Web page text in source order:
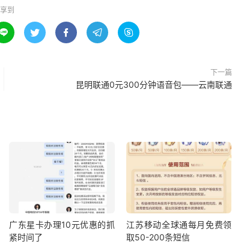
到
    
下一篇
昆明联通0元300分钟语音包——云南联通
广东星卡办理10元优惠的抓
紧时间了
江苏移动全球通每月免费领
取50-200条短信